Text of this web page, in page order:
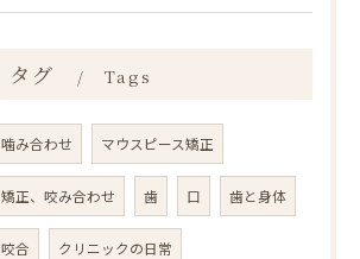
タグ Tags
噛み合わせ マウスピース矯正
矯正、咬み合わせ 歯 口 歯と身体
咬合 クリニックの日常